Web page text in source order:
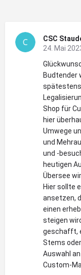
CSC
24. Mai
Budtender
Shop für
hier
Umwege
und
und -
heutigen
Übersee
Hier sollte
ansetzen,
einen
steigen
geschafft,
Stems
Auswahl
Custom-